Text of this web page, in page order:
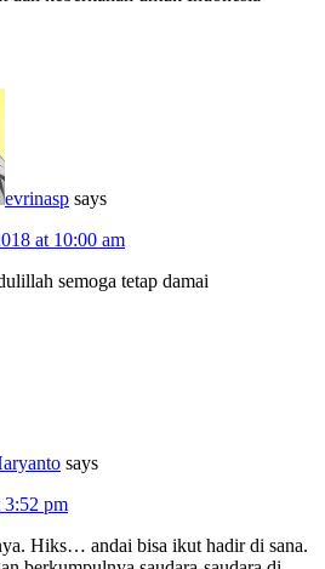
evrinasp says
at 10:00 am
semoga tetap damai
says
3:52 pm
Hiks… andai bisa ikut hadir di sana.